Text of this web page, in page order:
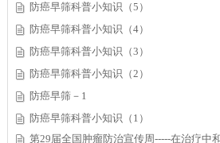
防癌早筛科普小知识（5）
防癌早筛科普小知识（4）
防癌早筛科普小知识（3）
防癌早筛科普小知识（2）
防癌早筛－1
防癌早筛科普小知识（1）
第29届全国肿瘤防治宣传周-----在治疗中